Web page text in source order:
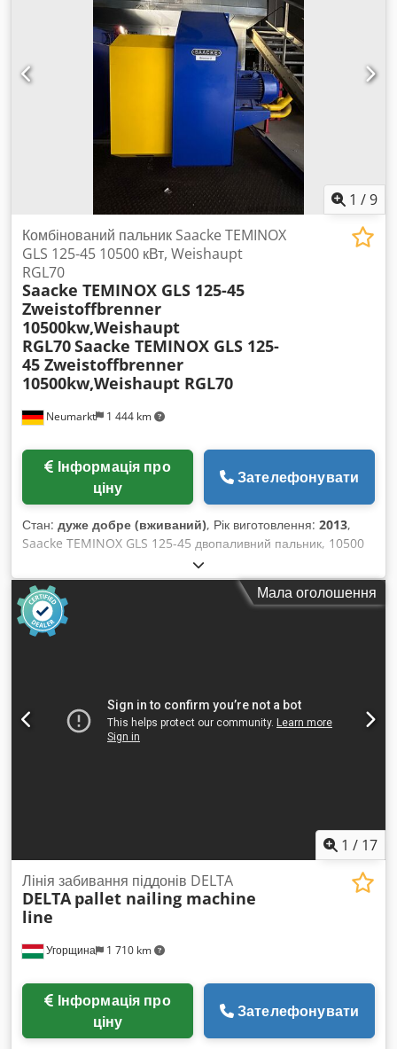
1 /9
Neumarkt 1 444 km
Комбінований пальник Saacke TEMINOX
GLS 125-45 10500 кВт, Weishaupt
RGL70
Saacke TEMINOX GLS 125-45
Zweistoffbrenner
10500kw,Weishaupt
RGL70Saacke TEMINOX GLS 125-
45 Zweistoffbrenner
10500kw,Weishaupt RGL70
ціну
Зателефонувати
Стан: дуже добре (вживаний), Рік виготовлення: 2013,
Saacke TEMINOX GLS 125-45 двопаливний пальник, 10500
кВт, мазут + газ. Рік випуску: 2013. Djdpfxovrkcno Aayock
Мала оголошення
1 / 17
Угорщина 1 710 km
Лінія забивання піддонів DELTA
DELTA pallet nailing machine
line
ціну
Зателефонувати